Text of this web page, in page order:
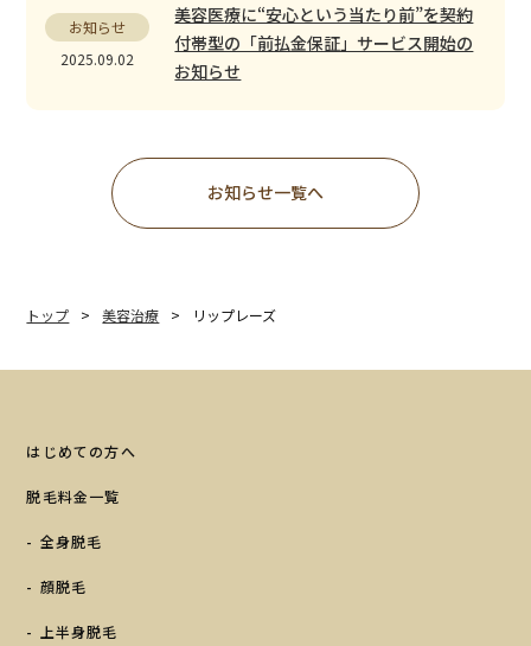
お知らせ
2025.09.02
美容医療に“安心という当たり前”を――契約
付帯型の「前払金保証」サービス開始の
お知らせ
お知らせ一覧へ
トップ 美容治療 リップレーズ
はじめての方へ
脱毛料金一覧
全身脱毛
顔脱毛
上半身脱毛